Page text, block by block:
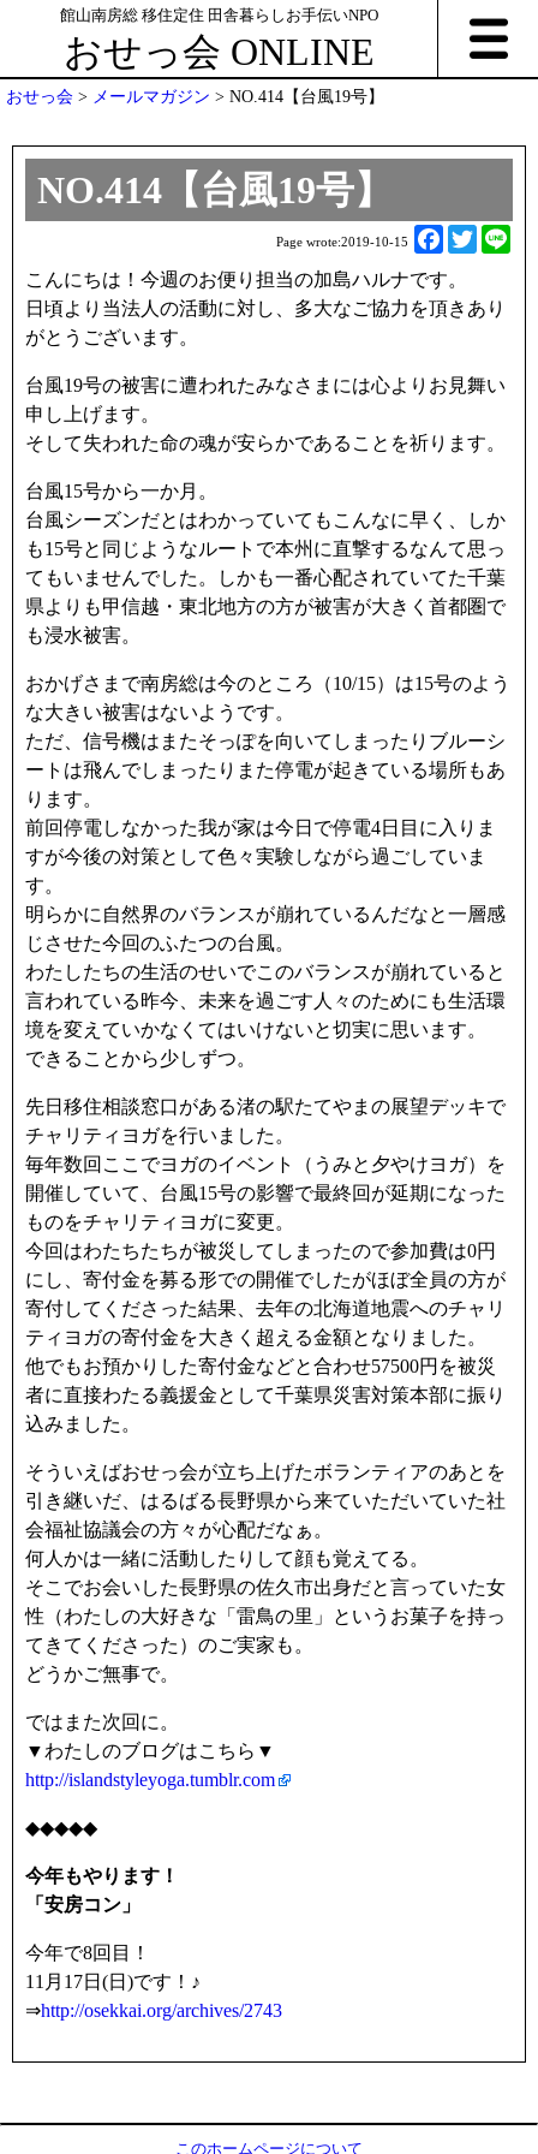
館山南房総 移住定住 田舎暮らしお手伝いNPO
おせっ会 ONLINE
おせっ会 > メールマガジン > NO.414【台風19号】
NO.414【台風19号】
Page wrote:2019-10-15
F
c
o
k
T
t
e
こんにちは！今週のお便り担当の加島ハルナです。
日頃より当法人の活動に対し、多大なご協力を頂きあり
がとうございます。
台風19号の被害に遭われたみなさまには心よりお見舞い
申し上げます。
そして失われた命の魂が安らかであることを祈ります。
台風15号から一か月。
台風シーズンだとはわかっていてもこんなに早く、しか
も15号と同じようなルートで本州に直撃するなんて思っ
てもいませんでした。しかも一番心配されていてた千葉
県よりも甲信越・東北地方の方が被害が大きく首都圏で
も浸水被害。
おかげさまで南房総は今のところ（10/15）は15号のよう
な大きい被害はないようです。
ただ、信号機はまたそっぽを向いてしまったりブルーシ
ートは飛んでしまったりまた停電が起きている場所もあ
ります。
前回停電しなかった我が家は今日で停電4日目に入りま
すが今後の対策として色々実験しながら過ごしていま
す。
明らかに自然界のバランスが崩れているんだなと一層感
じさせた今回のふたつの台風。
わたしたちの生活のせいでこのバランスが崩れていると
言われている昨今、未来を過ごす人々のためにも生活環
境を変えていかなくてはいけないと切実に思います。
できることから少しずつ。
先日移住相談窓口がある渚の駅たてやまの展望デッキで
チャリティヨガを行いました。
毎年数回ここでヨガのイベント（うみと夕やけヨガ）を
開催していて、台風15号の影響で最終回が延期になった
ものをチャリティヨガに変更。
今回はわたちたちが被災してしまったので参加費は0円
にし、寄付金を募る形での開催でしたがほぼ全員の方が
寄付してくださった結果、去年の北海道地震へのチャリ
ティヨガの寄付金を大きく超える金額となりました。
他でもお預かりした寄付金などと合わせ57500円を被災
者に直接わたる義援金として千葉県災害対策本部に振り
込みました。
そういえばおせっ会が立ち上げたボランティアのあとを
引き継いだ、はるばる長野県から来ていただいていた社
会福祉協議会の方々が心配だなぁ。
何人かは一緒に活動したりして顔も覚えてる。
そこでお会いした長野県の佐久市出身だと言っていた女
性（わたしの大好きな「雷鳥の里」というお菓子を持っ
てきてくださった）のご実家も。
どうかご無事で。
ではまた次回に。
▼わたしのブログはこちら▼
http://islandstyleyoga.tumblr.com
◆◆◆◆◆
今年もやります！
「安房コン」
今年で8回目！
11月17日(日)です！♪
⇒http://osekkai.org/archives/2743
このホームページについて